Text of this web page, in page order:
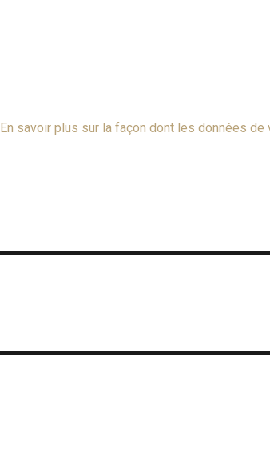
En savoir plus sur la façon dont les données de